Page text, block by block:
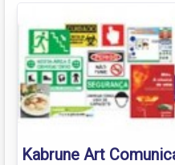
Kabrune Art